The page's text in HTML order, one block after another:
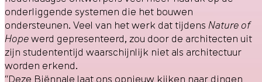
onderliggende systemen die het bouwen
ondersteunen. Veel van het werk dat tijdensNature of
Hopewerd gepresenteerd, zou door de architecten uit
zijn studententijd waarschijnlijk niet als architectuur
worden erkend.
“Deze Biënnale laat ons opnieuw kijken naar dingen